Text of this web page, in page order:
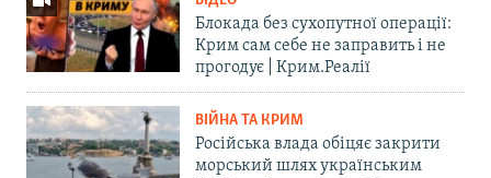
Блокада без сухопутної операції:
Крим сам себе не заправить і не
прогодує | Крим.Реалії
ВІЙНА ТА КРИМ
Російська влада обіцяє закрити
морський шлях українським